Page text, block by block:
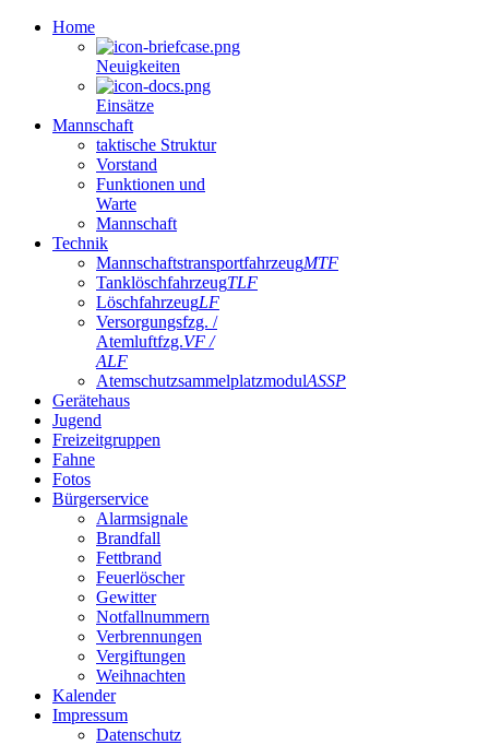
Home
Neuigkeiten
Einsätze
Mannschaft
taktische Struktur
Vorstand
Funktionen und
Warte
Mannschaft
Technik
MannschaftstransportfahrzeugMTF
TanklöschfahrzeugTLF
LöschfahrzeugLF
Versorgungsfzg. /
Atemluftfzg.VF /
ALF
AtemschutzsammelplatzmodulASSP
Gerätehaus
Jugend
Freizeitgruppen
Fahne
Fotos
Bürgerservice
Alarmsignale
Brandfall
Fettbrand
Feuerlöscher
Gewitter
Notfallnummern
Verbrennungen
Vergiftungen
Weihnachten
Kalender
Impressum
Datenschutz